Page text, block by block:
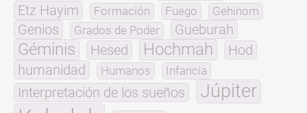
Etz Hayim Formación Fuego Gehinom
Genios Grados de Poder Gueburah
Géminis Hesed Hochmah
Hod
humanidad
Humanos Infancia
Interpretación de los sueños Júpiter